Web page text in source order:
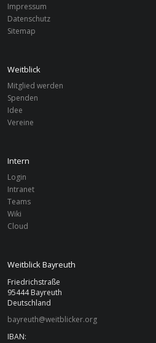
Impressum
Datenschutz
Sitemap
Weitblick
Mitglied werden
Spenden
Idee
Vereine
Intern
Login
Intranet
Teams
Wiki
Cloud
Weitblick Bayreuth
Friedrichstraße
95444 Bayreuth
Deutschland
bayreuth@weitblicker.org
IBAN: